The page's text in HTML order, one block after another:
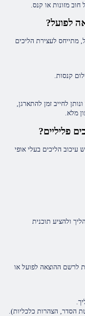
מזונות או קנס.
לפועל?
מתייחס לעצירת הליכים
קנסות.
לחייב זמן להתארגן,
מלא.
פליליים?
עיכוב הליכים בעלי אופי
ולהציע תוכנית
לרשם ההוצאה לפועל או
הסדר, הצהרות כלכליות).